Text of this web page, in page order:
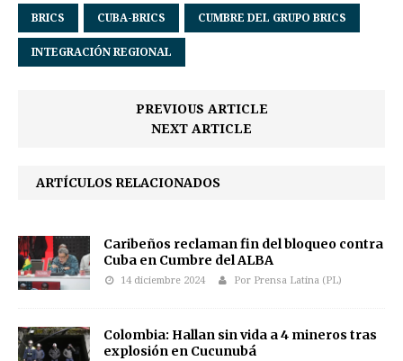
BRICS CUBA-BRICS CUMBRE DEL GRUPO BRICS
INTEGRACIÓN REGIONAL
PREVIOUS ARTICLE
NEXT ARTICLE
ARTÍCULOS RELACIONADOS
Caribeños reclaman fin del bloqueo contra
Cuba en Cumbre del ALBA
14 diciembre 2024 Por Prensa Latina (PL)
Colombia: Hallan sin vida a 4 mineros tras
explosión en Cucunubá